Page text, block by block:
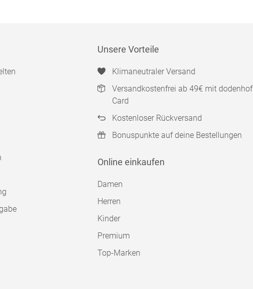
Unsere Vorteile
Klimaneutraler Versand
Versandkostenfrei ab 49€ mit dodenhof
Card
Kostenloser Rückversand
Bonuspunkte auf deine Bestellungen
Online einkaufen
Damen
Herren
Kinder
Premium
Top-Marken